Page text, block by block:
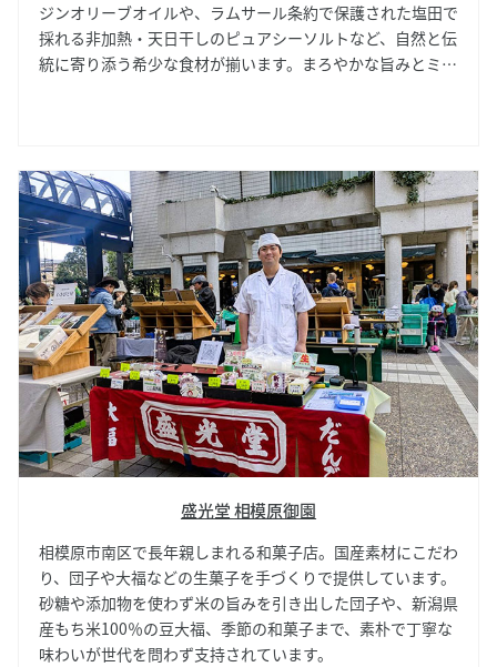
ジンオリーブオイルや、ラムサール条約で保護された塩田で
採れる非加熱・天日干しのピュアシーソルトなど、自然と伝
統に寄り添う希少な食材が揃います。まろやかな旨みとミネ
盛光堂 相模原御園
相模原市南区で長年親しまれる和菓子店。国産素材にこだわ
り、団子や大福などの生菓子を手づくりで提供しています。
砂糖や添加物を使わず米の旨みを引き出した団子や、新潟県
産もち米100％の豆大福、季節の和菓子まで、素朴で丁寧な
味わいが世代を問わず支持されています。